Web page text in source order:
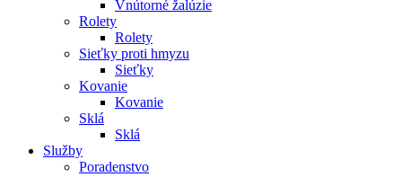
Vnútorné žalúzie
Rolety
Rolety
Sieťky proti hmyzu
Sieťky
Kovanie
Kovanie
Sklá
Sklá
Služby
Poradenstvo